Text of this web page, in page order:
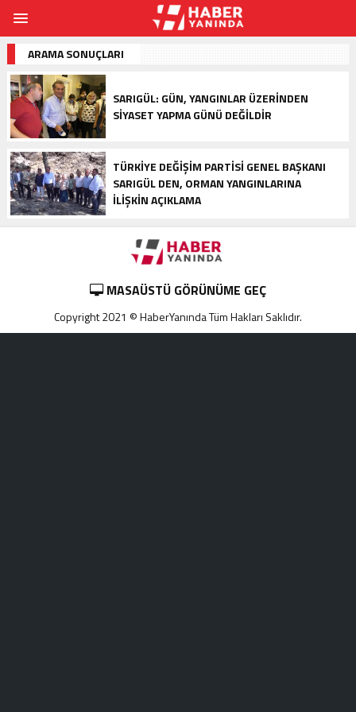
ARAMA SONUÇLARI
SARIGÜL: GÜN, YANGINLAR ÜZERINDEN
SIYASET YAPMA GÜNÜ DEĞILDIR
TÜRKIYE DEĞIŞIM PARTISI GENEL BAŞKANI
SARIGÜL DEN, ORMAN YANGINLARINA
ILIŞKIN AÇIKLAMA
MASAÜSTÜ GÖRÜNÜME GEÇ
Copyright 2021 © HaberYanında Tüm Hakları Saklıdır.